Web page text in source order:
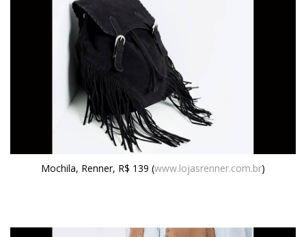
Mochila, Renner, R$ 139 (www.lojasrenner.com.br)